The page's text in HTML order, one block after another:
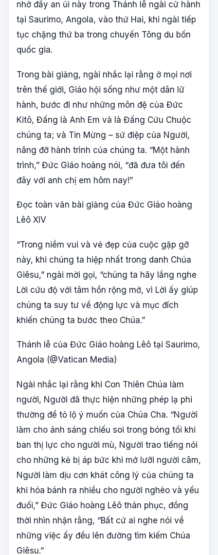
nhở đầy an ủi này trong Thánh lễ ngài cử hành
tại Saurimo, Angola, vào thứ Hai, khi ngài tiếp
tục chặng thứ ba trong chuyến Tông du bốn
quốc gia.
Trong bài giảng, ngài nhắc lại rằng ở mọi nơi
trên thế giới, Giáo hội sống như một dân lữ
hành, bước đi như những môn đệ của Đức
Kitô, Đấng là Anh Em và là Đấng Cứu Chuộc
chúng ta; và Tin Mừng – sứ điệp của Người,
nâng đỡ hành trình của chúng ta. “Một hành
trình,” Đức Giáo hoàng nói, “đã đưa tôi đến
đây với anh chị em hôm nay!”
Đọc toàn văn bài giảng của Đức Giáo hoàng
Lêô XIV
“Trong niềm vui và vẻ đẹp của cuộc gặp gỡ
này, khi chúng ta hiệp nhất trong danh Chúa
Giêsu,” ngài mời gọi, “chúng ta hãy lắng nghe
Lời cứu độ với tâm hồn rộng mở, vì Lời ấy giúp
chúng ta suy tư về động lực và mục đích
khiến chúng ta bước theo Chúa.”
Thánh lễ của Đức Giáo hoàng Lêô tại Saurimo,
Angola (@Vatican Media)
Ngài nhắc lại rằng khi Con Thiên Chúa làm
người, Người đã thực hiện những phép lạ phi
thường để tỏ lộ ý muốn của Chúa Cha. “Người
làm cho ánh sáng chiếu soi trong bóng tối khi
ban thị lực cho người mù, Người trao tiếng nói
cho những kẻ bị áp bức khi mở lưỡi người câm,
Người làm dịu cơn khát công lý của chúng ta
khi hóa bánh ra nhiều cho người nghèo và yếu
đuối,” Đức Giáo hoàng Lêô thán phục, đồng
thời nhìn nhận rằng, “Bất cứ ai nghe nói về
những việc ấy đều lên đường tìm kiếm Chúa
Giêsu.”